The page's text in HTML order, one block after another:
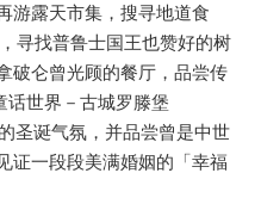
游露天市集，搜寻地道食
寻找普鲁士国王也赞好的树
破仑曾光顾的餐厅，品尝传
话世界－古城罗滕堡
圣诞气氛，并品尝曾是中世
证一段段美满婚姻的「幸福